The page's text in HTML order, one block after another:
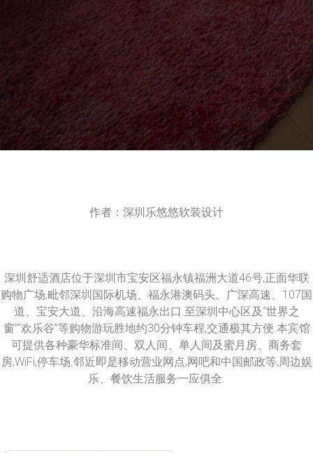
作者：深圳乐悠悠软装设计
深圳舒适酒店位于深圳市宝安区福永镇福洲大道46号,正面华联
购物广场,毗邻深圳国际机场、福永港澳码头、广深高速、107国
道、宝安大道、沿海高速福永出口.至深圳中心区及“世界之
窗”“欢乐谷”等购物游玩胜地约30分钟车程,交通极其方便.本宾馆
可提供各种豪华标准间、双人间、单人间及蜜月房、商务套
房,WiFi,停车场.邻近即是移动营业网点,网吧和中国邮政等,周边娱
乐、餐饮生活服务一应俱全.